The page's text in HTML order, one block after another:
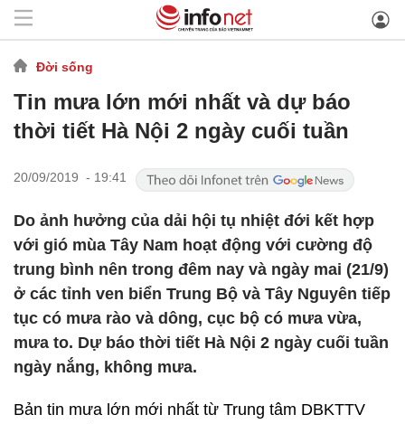
Đời sống
Tin mưa lớn mới nhất và dự báo
thời tiết Hà Nội 2 ngày cuối tuần
20/09/2019 - 19:41
Do ảnh hưởng của dải hội tụ nhiệt đới kết hợp
với gió mùa Tây Nam hoạt động với cường độ
trung bình nên trong đêm nay và ngày mai (21/9)
ở các tỉnh ven biển Trung Bộ và Tây Nguyên tiếp
tục có mưa rào và dông, cục bộ có mưa vừa,
mưa to. Dự báo thời tiết Hà Nội 2 ngày cuối tuần
ngày nắng, không mưa.
Bản tin mưa lớn mới nhất từ Trung tâm DBKTTV